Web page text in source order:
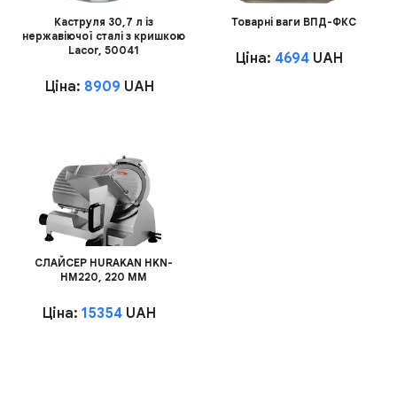
Каструля 30,7 л із
нержавіючої сталі з кришкою
Lacor, 50041
Ціна: 8909 UAH
Товарні ваги ВПД-ФКС
Ціна: 4694UAH
СЛАЙСЕР HURAKAN HKN-
HM220, 220 ММ
Ціна: 15354 UAH